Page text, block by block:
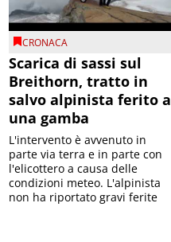
CRONACA
Scarica di sassi sul
Breithorn, tratto in
salvo alpinista ferito a
una gamba
L'intervento è avvenuto in
parte via terra e in parte con
l'elicottero a causa delle
condizioni meteo. L'alpinista
non ha riportato gravi ferite